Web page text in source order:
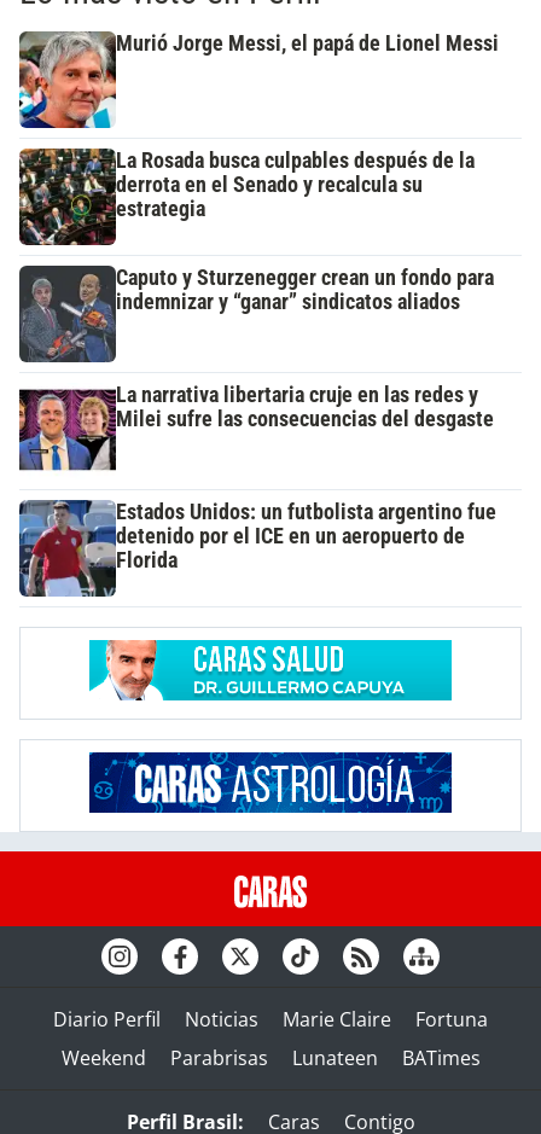
Murió Jorge Messi, el papá de Lionel Messi
La Rosada busca culpables después de la
derrota en el Senado y recalcula su
estrategia
Caputo y Sturzenegger crean un fondo para
indemnizar y “ganar” sindicatos aliados
La narrativa libertaria cruje en las redes y
Milei sufre las consecuencias del desgaste
Estados Unidos: un futbolista argentino fue
detenido por el ICE en un aeropuerto de
Florida
Diario Perfil Noticias Marie Claire
Fortuna
Weekend
Parabrisas Lunateen BATimes
Perfil Brasil: Caras Contigo